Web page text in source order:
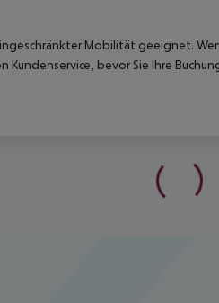
Mobilität geeignet.
Kundenservice, bevor Sie Ihre